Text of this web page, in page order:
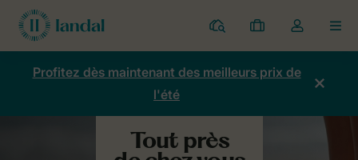
Parcs
Mes
réservations
Toggle
the
my
account
Profitez dès maintenant des meilleurs prix de
l'été